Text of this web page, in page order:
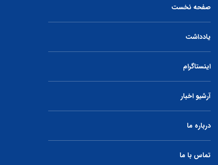
صفحه نخست
یادداشت
اینستاگرام
آرشیو اخبار
درباره ما
تماس با ما